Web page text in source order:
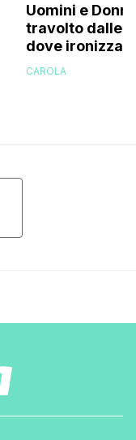
Uomini e
travolto dalle
dove ironizza
perizoma su
CAROLA